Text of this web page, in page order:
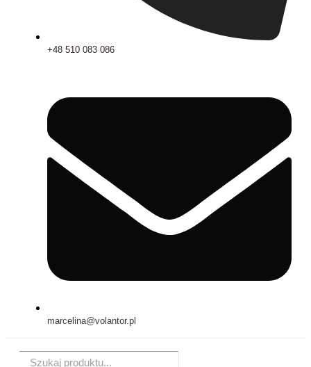
+48 510 083 086
marcelina@volantor.pl